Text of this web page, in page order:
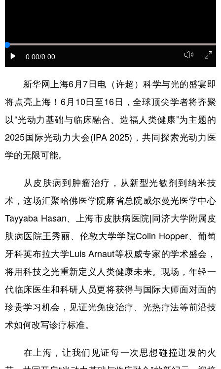
0:00/0:00
新华网上海6月7日电（许超）科学与光的盛宴即
将点亮上海！6月10日至16日，全球顶尖学者将齐聚
以“光动力基础与临床融合、造福人类健康”为主题的
2025国际光动力大会(IPA 2025)，共同探索光动力医
学的无限可能。
从皮肤病到肿瘤治疗，从新型光敏剂到纳米技
术，这场汇聚哈佛医学院麻省总院威尔曼光医学中心
Tayyaba Hasan、上海市皮肤病医院|同济大学附属皮
肤病医院王秀丽、伦敦大学学院Colin Hopper、葡萄
牙科英布拉大学Luis Arnaut等权威专家的学术盛会，
将用科技之光重新定义人类健康未来。现场，年轻一
代临床医生和科研人员更将获得与国际大师面对面的
珍贵学习机会，见证光免疫治疗、光热疗法等前沿技
术如何改写诊疗标准。
在上海，让我们见证每一次思想碰撞迸发的火